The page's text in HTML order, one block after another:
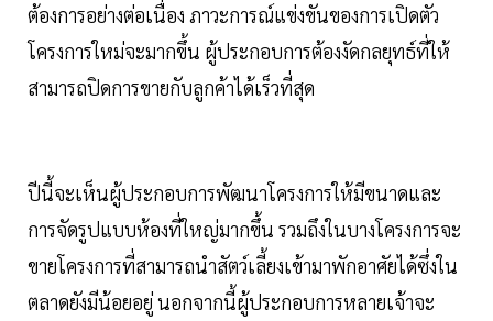
ต้องการอย่างต่อเนื่อง ภาวะการณ์แข่งขันของการเปิดตัว
โครงการใหม่จะมากขึ้น ผู้ประกอบการต้องงัดกลยุทธ์ที่ให้
สามารถปิดการขายกับลูกค้าได้เร็วที่สุด
ปีนี้จะเห็นผู้ประกอบการพัฒนาโครงการให้มีขนาดและ
การจัดรูปแบบห้องที่ใหญ่มากขึ้น รวมถึงในบางโครงการจะ
ขายโครงการที่สามารถนำสัตว์เลี้ยงเข้ามาพักอาศัยได้ซึ่งใน
ตลาดยังมีน้อยอยู่ นอกจากนี้ผู้ประกอบการหลายเจ้าจะ